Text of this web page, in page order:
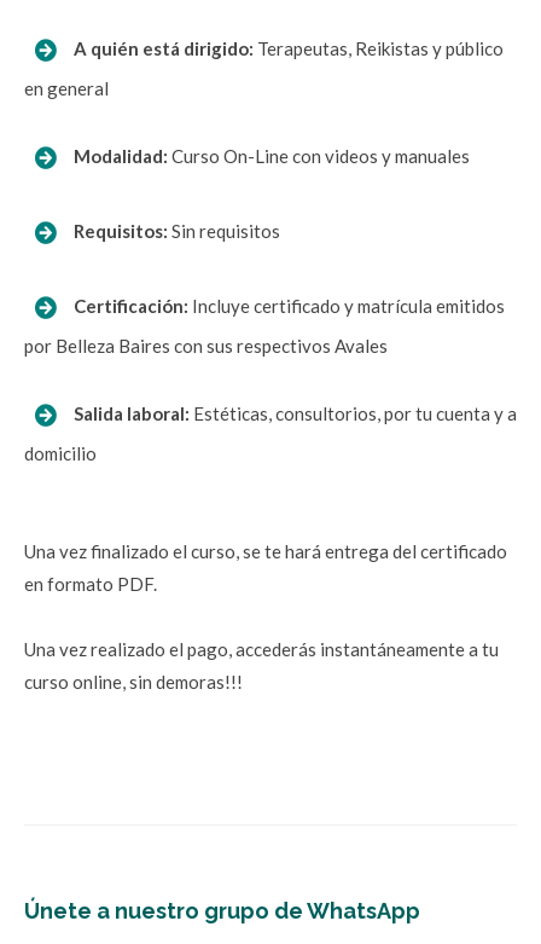
A quién está dirigido: Terapeutas, Reikistas y público
en general
Modalidad: Curso On-Line con videos y manuales
Requisitos: Sin requisitos
Certificación: Incluye certificado y matrícula emitidos
por Belleza Baires con sus respectivos Avales
Salida laboral: Estéticas, consultorios, por tu cuenta y a
domicilio
Una vez finalizado el curso, se te hará entrega del certificado
en formato PDF.
Una vez realizado el pago, accederás instantáneamente a tu
curso online, sin demoras!!!
Únete a nuestro grupo de WhatsApp